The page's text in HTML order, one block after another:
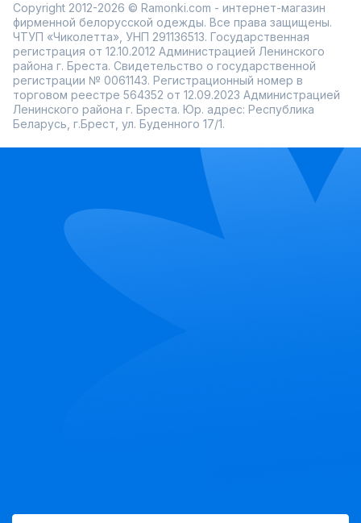
Copyright 2012-2026 © Ramonki.com - интернет-магазин
фирменной белорусской одежды. Все права защищены.
ЧТУП «Чиколетта», УНП 291136513. Государственная
регистрация от 12.10.2012 Администрацией Ленинского
района г. Бреста. Свидетельство о государственной
регистрации № 0061143. Регистрационный номер в
торговом реестре 564352 от 12.09.2023 Администрацией
Ленинского района г. Бреста. Юр. адрес: Республика
Беларусь, г.Брест, ул. Буденного 17/1.